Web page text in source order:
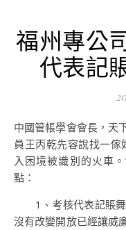
福州專公
代表記
中國管帳學會會長，天下人年夜常委會副委員長，中共中心委
員王丙乾先容說找一傢
入困境被識別的火車
點：
1、考核代表記賬舞
沒有改變開放已經讓威